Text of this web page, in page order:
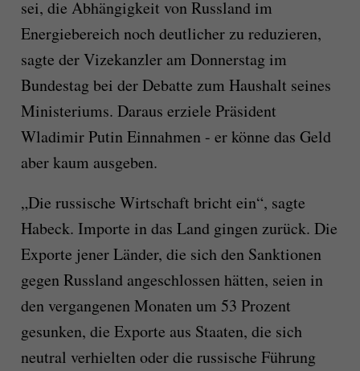
sei, die Abhängigkeit von Russland im
Energiebereich noch deutlicher zu reduzieren,
sagte der Vizekanzler am Donnerstag im
Bundestag bei der Debatte zum Haushalt seines
Ministeriums. Daraus erziele Präsident
Wladimir Putin Einnahmen - er könne das Geld
aber kaum ausgeben.
„Die russische Wirtschaft bricht ein“, sagte
Habeck. Importe in das Land gingen zurück. Die
Exporte jener Länder, die sich den Sanktionen
gegen Russland angeschlossen hätten, seien in
den vergangenen Monaten um 53 Prozent
gesunken, die Exporte aus Staaten, die sich
neutral verhielten oder die russische Führung